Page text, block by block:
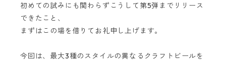
初めての試みにも関わらずこうして第5弾までリリース
できたこと、
まずはこの場を借りてお礼申し上げます。
今回は、最大3種のスタイルの異なるクラフトビールを